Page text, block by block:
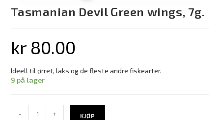
Tasmanian Devil Green wings, 7g.
kr 80.00
Ideell til ørret, laks og de fleste andre fiskearter.
9 på lager
- + KJØP